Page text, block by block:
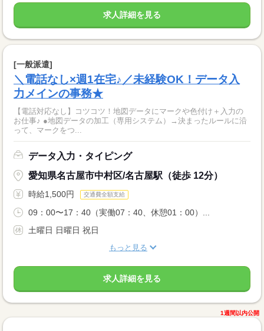
求人詳細を見る
[一般派遣]
＼電話なし×週1在宅♪／未経験OK！データ入
力メインの事務★
【電話対応なし】コツコツ！地図データにマークや色付け＋入力の
お仕事♪ ●地図データの加工（専用システム）→決まったルールに沿
って、マークをつ...
データ入力・タイピング
愛知県名古屋市中村区/名古屋駅（徒歩 12分）
時給1,500円 交通費全額支給
09：00〜17：40（実働07：40、休憩01：00）...
土曜日 日曜日 祝日
もっと見る
求人詳細を見る
1週間以内公開